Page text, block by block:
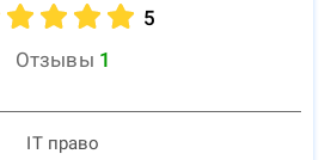
5
Отзывы 1
IT право